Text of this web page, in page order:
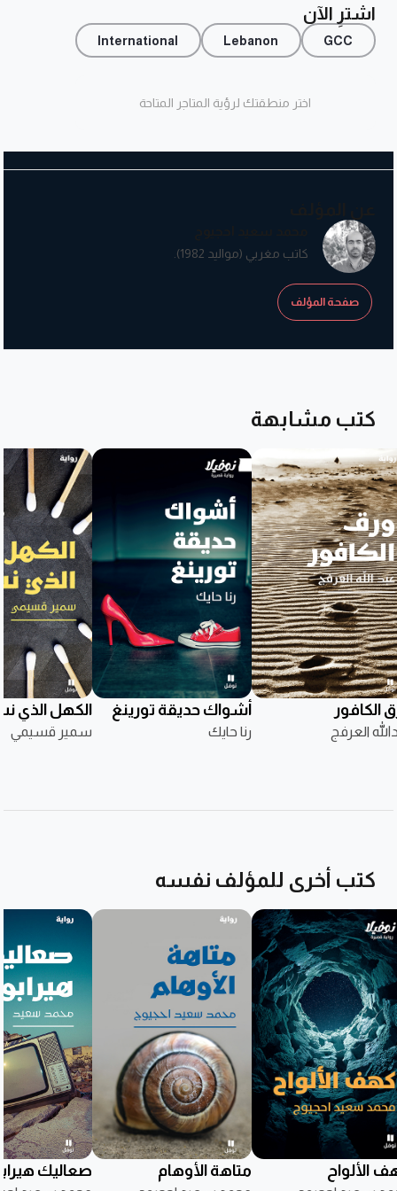
أكثر من مذبح.
اشترِ الآن
GCC
Lebanon
International
اختر منطقتك لرؤية المتاجر المتاحة
كاتب مغربي (مواليد 1982).
صفحة المؤلف
كتب مشابهة
الكافور
العرفج
أشواك حديقة تورينغ
رنا حايك
الكهل الذي
سمير قسيمي
كتب أخرى للمؤلف نفسه
الألواح متاهة الأوهام صعاليك